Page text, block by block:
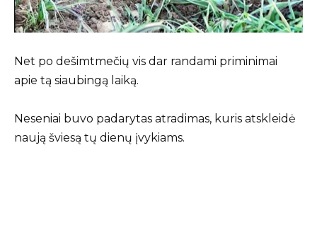
Net po dešimtmečių vis dar randami priminimai
apie tą siaubingą laiką.
Neseniai buvo padarytas atradimas, kuris atskleidė
naują šviesą tų dienų įvykiams.